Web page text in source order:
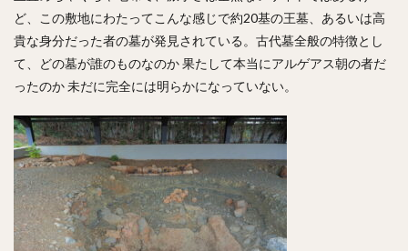
ど、この敷地にわたってこんな感じで約20基の王墓、あるいは高
貴な身分だった者の墓が発見されている。古代墓全般の特徴とし
て、どの墓が誰のものなのか 果たして本当にアルゲアス朝の者だ
ったのか 未だに完全には明らかになっていない。